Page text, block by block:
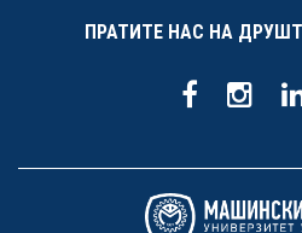
ПРАТИТЕ НАС НА